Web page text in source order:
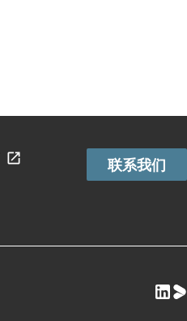
联系我们